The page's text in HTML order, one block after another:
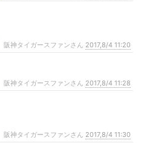
阪神タイガースファンさん 2017,8/4 11:20
阪神タイガースファンさん 2017,8/4 11:28
阪神タイガースファンさん 2017,8/4 11:30